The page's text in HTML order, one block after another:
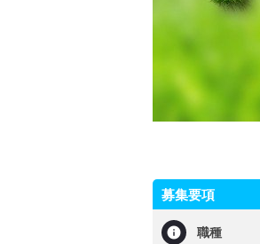
募集要項
職種